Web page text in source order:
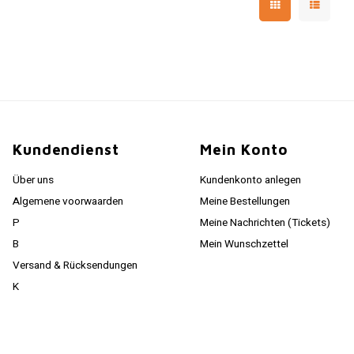
Kundendienst
Über uns
Algemene voorwaarden
P
B
Versand & Rücksendungen
K
Mein Konto
Kundenkonto anlegen
Meine Bestellungen
Meine Nachrichten (Tickets)
Mein Wunschzettel